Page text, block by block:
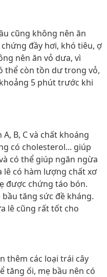
cũng không nên ăn
đầy hơi, khó tiêu, ợ
nên ăn vỏ dưa, vì
thể còn tồn dư trong vỏ,
5 phút trước khi
B, C và chất khoáng
có cholesterol... giúp
có thể giúp ngăn ngừa
có hàm lượng chất xơ
được chứng táo bón.
tăng sức đề kháng.
lê cũng rất tốt cho
thêm các loại trái cây
tăng ối, mẹ bầu nên có